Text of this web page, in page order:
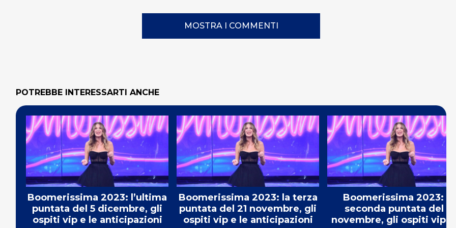
MOSTRA I COMMENTI
POTREBBE INTERESSARTI ANCHE
Boomerissima 2023: l’ultima
puntata del 5 dicembre, gli
ospiti vip e le anticipazioni
Boomerissima 2023: la terza
puntata del 21 novembre, gli
ospiti vip e le anticipazioni
Boomerissima 2023: la
seconda puntata del 7
novembre, gli ospiti vip e